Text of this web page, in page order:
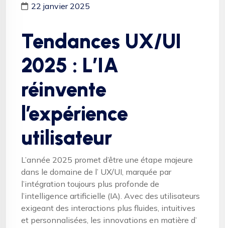
22 janvier 2025
Tendances UX/UI
2025 : L’IA
réinvente
l’expérience
utilisateur
L’année 2025 promet d’être une étape majeure
dans le domaine de l’ UX/UI, marquée par
l’intégration toujours plus profonde de
l’intelligence artificielle (IA). Avec des utilisateurs
exigeant des interactions plus fluides, intuitives
et personnalisées, les innovations en matière d’